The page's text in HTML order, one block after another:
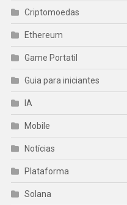
Criptomoedas
Ethereum
Game Portatil
Guia para iniciantes
IA
Mobile
Notícias
Plataforma
Solana